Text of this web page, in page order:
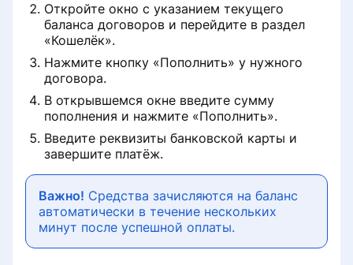
Откройте окно с указанием текущего
баланса договоров и перейдите в раздел
«Кошелёк».
Нажмите кнопку «Пополнить» у нужного
договора.
В открывшемся окне введите сумму
пополнения и нажмите «Пополнить».
Введите реквизиты банковской карты и
завершите платёж.
Важно! Средства зачисляются на баланс
автоматически в течение нескольких
минут после успешной оплаты.